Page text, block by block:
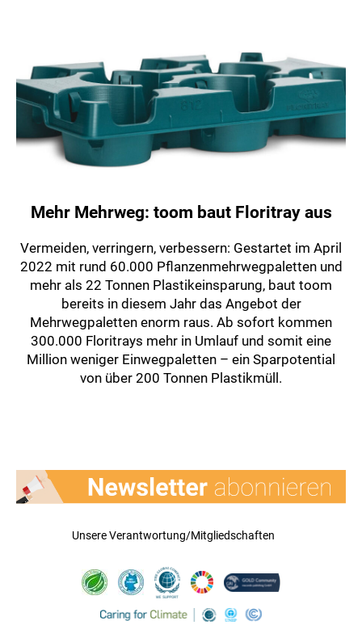
Mehr Mehrweg: toom baut Floritray aus
Vermeiden, verringern, verbessern: Gestartet im April
2022 mit rund 60.000 Pflanzenmehrwegpaletten und
mehr als 22 Tonnen Plastikeinsparung, baut toom
bereits in diesem Jahr das Angebot der
Mehrwegpaletten enorm raus. Ab sofort kommen
300.000 Floritrays mehr in Umlauf und somit eine
Million weniger Einwegpaletten – ein Sparpotential
von über 200 Tonnen Plastikmüll.
Unsere Verantwortung/Mitgliedschaften